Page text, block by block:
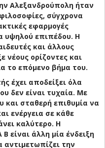
Αλεξανδρούπολη ήταν
σύγχρονα
εφαρμογές
υψηλού επιπέδου. Η
και άλλους
νέους ορίζοντες και
το επόμενο βήμα του.
έχει αποδείξει όλα
δεν είναι τυχαία. Με
και σταθερή επιθυμία να
ενέργεια σε κάθε
καλύτερο. Η
είναι άλλη μία ένδειξη
την